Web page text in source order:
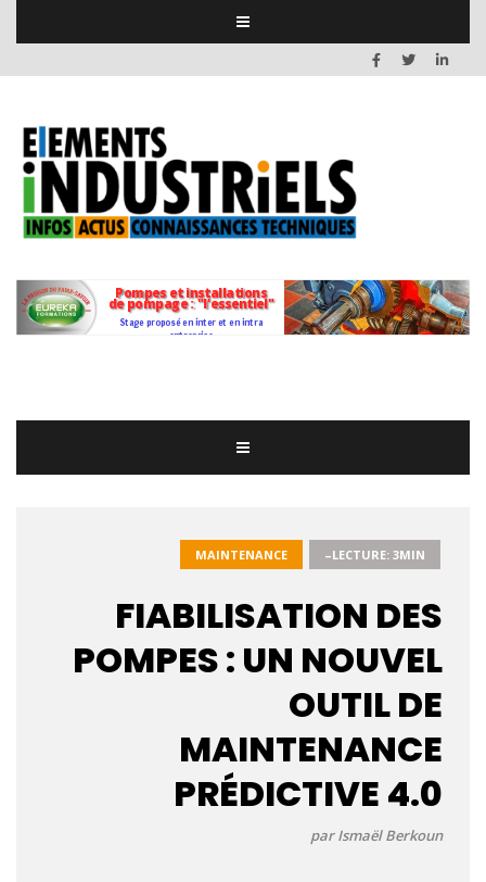
MAINTENANCE –LECTURE: 3MIN
FIABILISATION DES
POMPES : UN NOUVEL
OUTIL DE
MAINTENANCE
PRÉDICTIVE 4.0
par Ismaël Berkoun